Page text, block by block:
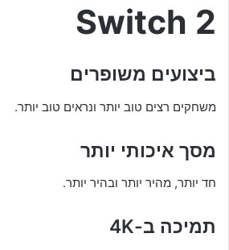
Switch 2
ביצועים משופרים
משחקים רצים טוב יותר ונראים טוב יותר.
מסך איכותי יותר
חד יותר, מהיר יותר ובהיר יותר.
תמיכה ב-4K